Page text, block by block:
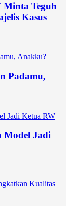
Minta Teguh
Kasus
Padamu,
Model Jadi